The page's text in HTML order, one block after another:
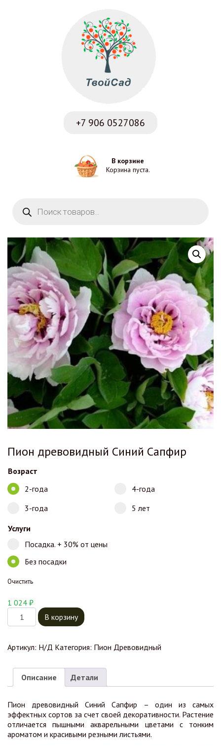
+7 906 0527086
В корзине
Корзина пуста.
Пион древовидный Синий Сапфир
Возраст
2-года
3-года
4-года
5 лет
Услуги
Посадка. + 30% от цены
Без посадки
Очистить
1 024 ₽
Количество товара Пион древовидный Синий Сапфир
В корзину
Артикул: Н/Д Категория: Пион Древовидный
Описание Детали
Пион древовидный Синий Сапфир – один из самых
эффектных сортов за счет своей декоративности. Растение
отличается пышными акварельными цветами с тонким
ароматом и красивыми резными листьями.